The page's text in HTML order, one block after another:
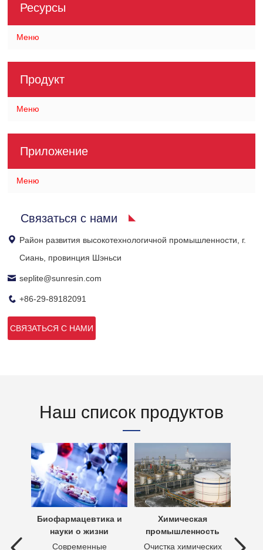
Ресурсы
Меню
Продукт
Меню
Приложение
Меню
Связаться с нами
Район развития высокотехнологичной промышленности, г.
Сиань, провинция Шэньси
seplite@sunresin.com
+86-29-89182091
СВЯЗАТЬСЯ С НАМИ
Наш список продуктов
Биофармацевтика и
науки о жизни
Современные
Химическая
промышленность
Очистка химических